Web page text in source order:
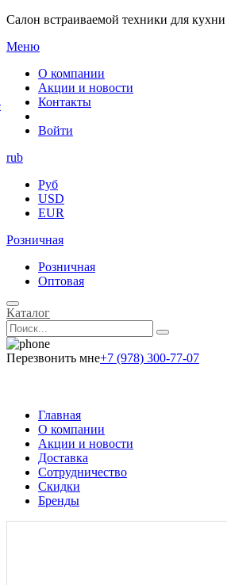
Салон встраиваемой техники для кухни
Меню
О компании
Акции и новости
Контакты
Войти
rub
Руб
USD
EUR
Розничная
Розничная
Оптовая
Каталог
Перезвонить мне+7 (978) 300-77-07
Главная
О компании
Акции и новости
Доставка
Сотрудничество
Скидки
Бренды